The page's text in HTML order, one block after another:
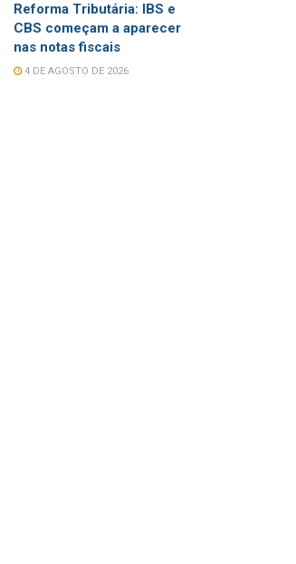
Reforma Tributária: IBS e
CBS começam a aparecer
nas notas fiscais
4 DE AGOSTO DE 2026